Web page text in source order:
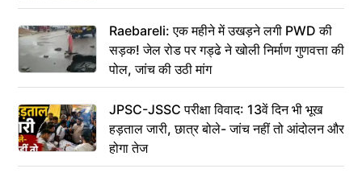
Raebareli: एक महीने में उखड़ने लगी PWD की
सड़क! जेल रोड पर गड्ढे ने खोली निर्माण गुणवत्ता की
पोल, जांच की उठी मांग
JPSC-JSSC परीक्षा विवाद: 13वें दिन भी भूख
हड़ताल जारी, छात्र बोले- जांच नहीं तो आंदोलन और
होगा तेज